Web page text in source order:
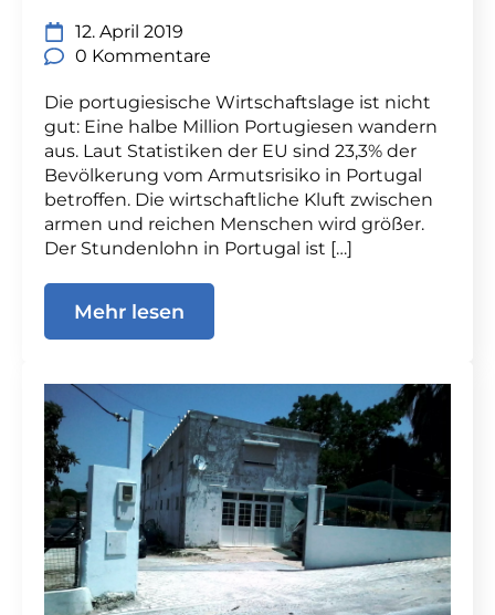
12. April 2019
0 Kommentare
Die portugiesische Wirtschaftslage ist nicht
gut: Eine halbe Million Portugiesen wandern
aus. Laut Statistiken der EU sind 23,3% der
Bevölkerung vom Armutsrisiko in Portugal
betroffen. Die wirtschaftliche Kluft zwischen
armen und reichen Menschen wird größer.
Der Stundenlohn in Portugal ist […]
Mehr lesen